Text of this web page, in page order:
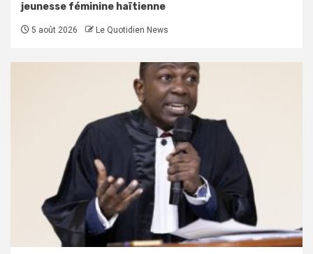
jeunesse féminine haïtienne
5 août 2026 Le Quotidien News